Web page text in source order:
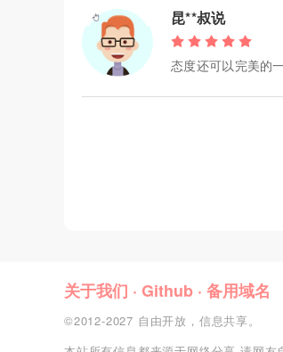
昆**叔说
态度还可以完美的
关于我们 · Github · 备用域名
©2012-2027 自由开放，信息共享。